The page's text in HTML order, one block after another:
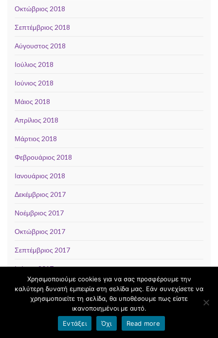
Οκτώβριος 2018
Σεπτέμβριος 2018
Αύγουστος 2018
Ιούλιος 2018
Ιούνιος 2018
Μάιος 2018
Απρίλιος 2018
Μάρτιος 2018
Φεβρουάριος 2018
Ιανουάριος 2018
Δεκέμβριος 2017
Νοέμβριος 2017
Οκτώβριος 2017
Σεπτέμβριος 2017
Ιούνιος 2017
Μάιος 2017
Χρησιμοποιούμε cookies για να σας προσφέρουμε την
καλύτερη δυνατή εμπειρία στη σελίδα μας. Εάν συνεχίσετε να
χρησιμοποιείτε τη σελίδα, θα υποθέσουμε πως είστε
ικανοποιημένοι με αυτό.
Εντάξει
Όχι Read more